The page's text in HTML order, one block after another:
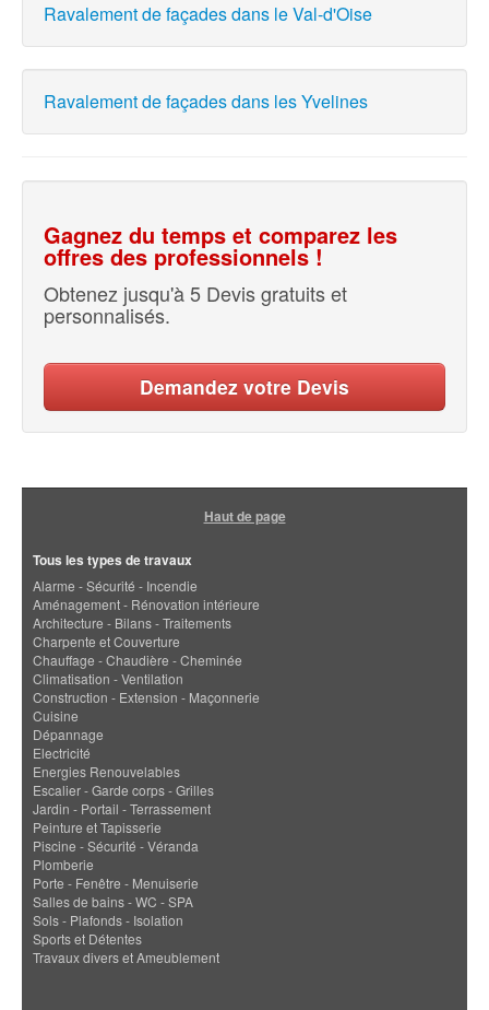
Ravalement de façades dans le Val-d'Oise
Ravalement de façades dans les Yvelines
Gagnez du temps et comparez les
offres des professionnels !
Obtenez jusqu'à 5 Devis gratuits et
personnalisés.
Demandez votre Devis
Haut de page
Tous les types de travaux
Alarme - Sécurité - Incendie
Aménagement - Rénovation intérieure
Architecture - Bilans - Traitements
Charpente et Couverture
Chauffage - Chaudière - Cheminée
Climatisation - Ventilation
Construction - Extension - Maçonnerie
Cuisine
Dépannage
Electricité
Energies Renouvelables
Escalier - Garde corps - Grilles
Jardin - Portail - Terrassement
Peinture et Tapisserie
Piscine - Sécurité - Véranda
Plomberie
Porte - Fenêtre - Menuiserie
Salles de bains - WC - SPA
Sols - Plafonds - Isolation
Sports et Détentes
Travaux divers et Ameublement